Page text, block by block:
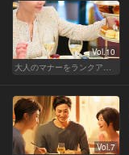
Vol.10
大人のマナーをランクアップせよ
Vol.7